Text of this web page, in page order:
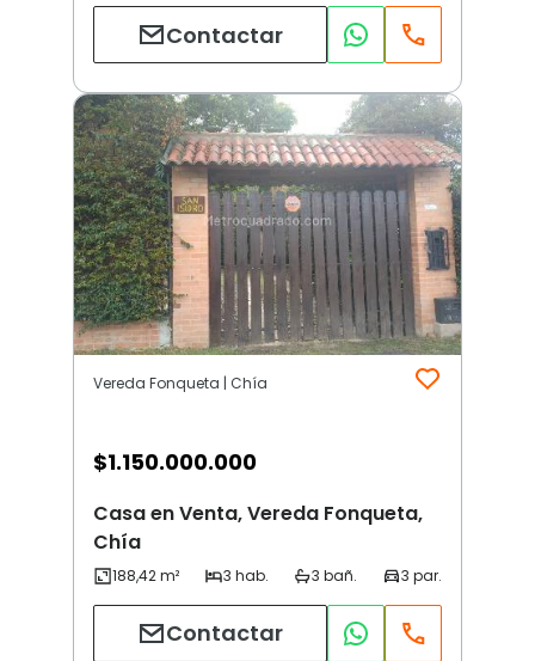
Contactar
Vereda Fonqueta | Chía
$1.150.000.000
Casa en Venta, Vereda Fonqueta,
Chía
Contactar